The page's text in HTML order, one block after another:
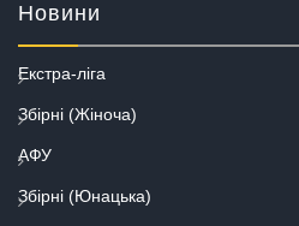
Новини
Екстра-ліга
Збірні (Жіноча)
АФУ
Збірні (Юнацька)